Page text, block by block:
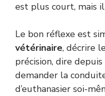
est plus court, mais
Le bon réflexe est
vétérinaire, décrire
précision, dire
demander la
d’euthanasier soi-